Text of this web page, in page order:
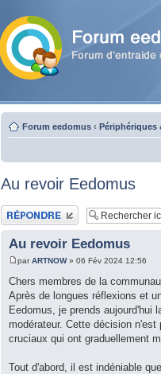
Forum eedomus ‹ Périphériques
Au revoir Eedomus
Publier une réponse
Au revoir Eedomus
parARTNOW» 06 Fév 2024 12:56
Chers membres de la
Après de longues réflexions et
Eedomus, je prends aujourd'hui
modérateur. Cette décision
cruciaux qui ont graduellement
Tout d'abord, il est indéniable